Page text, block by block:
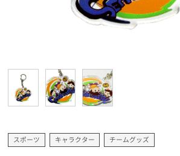
スポーツ キャラクター チームグッズ